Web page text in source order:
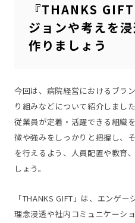
『THANKS
ジョンや考えを
作りましょう
今回は、病院経営におけるブラ
り組みなどについて紹介しました
従業員が定着・活躍できる組織
徴や強みをしっかりと把握し、
を行えるよう、人員配置や教育
しょう。
「THANKS GIFT」は、エンゲ
理念浸透や社内コミュニケーシ